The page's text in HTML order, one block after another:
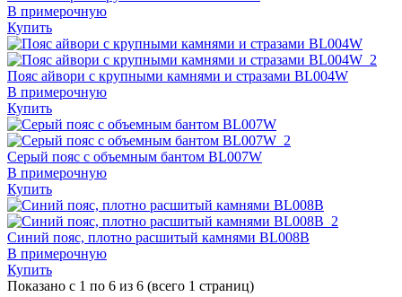
В примерочную
Купить
Пояс айвори с крупными камнями и стразами BL004W
В примерочную
Купить
Серый пояс с объемным бантом BL007W
В примерочную
Купить
Синий пояс, плотно расшитый камнями BL008B
В примерочную
Купить
Показано с 1 по 6 из 6 (всего 1 страниц)